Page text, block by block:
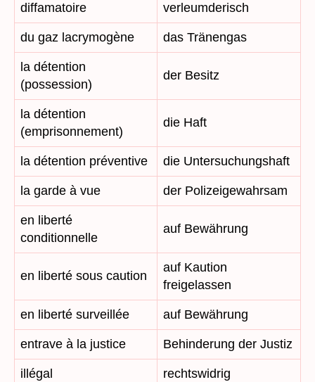
diffamatoire verleumderisch
du gaz lacrymogène das Tränengas
la détention
(possession)
der Besitz
la détention
(emprisonnement)
die Haft
la détention préventive die Untersuchungshaft
la garde à vue der Polizeigewahrsam
en liberté
conditionnelle
auf Bewährung
en liberté sous caution
auf Kaution
freigelassen
en liberté surveillée auf Bewährung
entrave à la justice Behinderung der Justiz
illégal rechtswidrig